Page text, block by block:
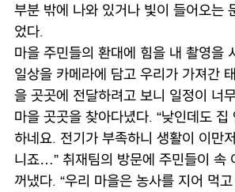
부분 밖에 나와 있거나 빛이 들어오는
었다.
마을 주민들의 환대에 힘을 내 촬영을
일상을 카메라에 담고 우리가 가져간
을 곳곳에 전달하려고 보니 일정이 너
마을 곳곳을 찾아다녔다. “낮인데도 집
하네요. 전기가 부족하니 생활이 이만
니죠…” 취재팀의 방문에 주민들이 속
꺼냈다. “우리 마을은 농사를 지어 먹